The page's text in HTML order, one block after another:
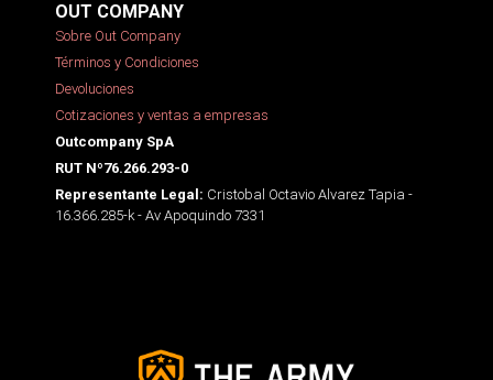
OUT COMPANY
Sobre Out Company
Términos y Condiciones
Devoluciones
Cotizaciones y ventas a empresas
Outcompany SpA
RUT Nº76.266.293-0
Representante Legal: Cristobal Octavio Alvarez Tapia -
16.366.285-k - Av Apoquindo 7331